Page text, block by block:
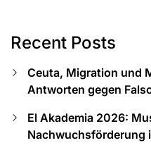
Recent Posts
Ceuta, Migration und
Antworten gegen
El Akademia 2026:
Nachwuchsförderung